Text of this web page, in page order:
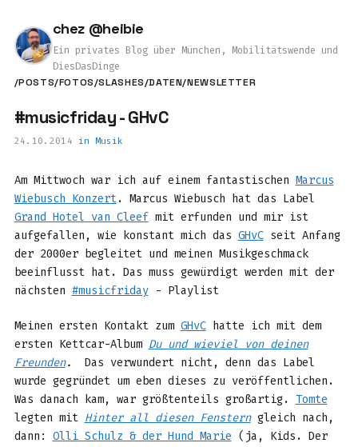
chez @heibie
Ein privates Blog über München, Mobilitätswende und
DiesDasDinge
/POSTS/FOTOS/SLASHES/DATEN/NEWSLETTER
#musicfriday - GHvC
24.10.2014 in Musik
Am Mittwoch war ich auf einem fantastischen Marcus
Wiebusch Konzert. Marcus Wiebusch hat das Label
Grand Hotel van Cleefmit erfunden und mir ist
aufgefallen, wie konstant mich das GHvCseit Anfang
der 2000er begleitet und meinen Musikgeschmack
beeinflusst hat. Das muss gewürdigt werden mit der
nächsten #musicfriday- Playlist
Meinen ersten Kontakt zum GHvChatte ich mit dem
ersten Kettcar-Album Du und wieviel von deinen
Freunden.
Das verwundert nicht, denn das Label
wurde gegründet um eben dieses zu veröffentlichen.
Was danach kam, war größtenteils großartig. Tomte
legten mit Hinter all diesen Fensterngleich nach,
dann: Olli Schulz & der Hund Marie (ja, Kids. Der